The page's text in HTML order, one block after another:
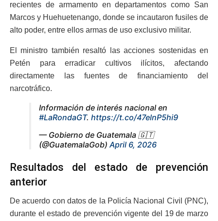
recientes de armamento en departamentos como San
Marcos y Huehuetenango, donde se incautaron fusiles de
alto poder, entre ellos armas de uso exclusivo militar.
El ministro también resaltó las acciones sostenidas en
Petén para erradicar cultivos ilícitos, afectando
directamente las fuentes de financiamiento del
narcotráfico.
Información de interés nacional en
#LaRondaGT. https://t.co/47elnP5hi9
— Gobierno de Guatemala 🇬🇹
(@GuatemalaGob)April 6, 2026
Resultados del estado de prevención
anterior
De acuerdo con datos de la Policía Nacional Civil (PNC),
durante el estado de prevención vigente del 19 de marzo